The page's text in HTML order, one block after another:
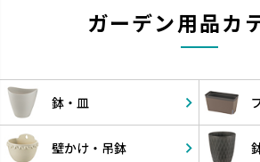
ガーデン用品カ
鉢・皿
壁かけ・ 吊鉢